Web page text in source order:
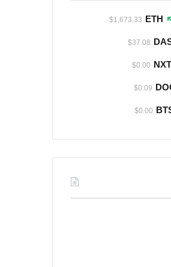
ETH
$1,673.33
$37.08
NXT
$0.00
$0.09
$0.00